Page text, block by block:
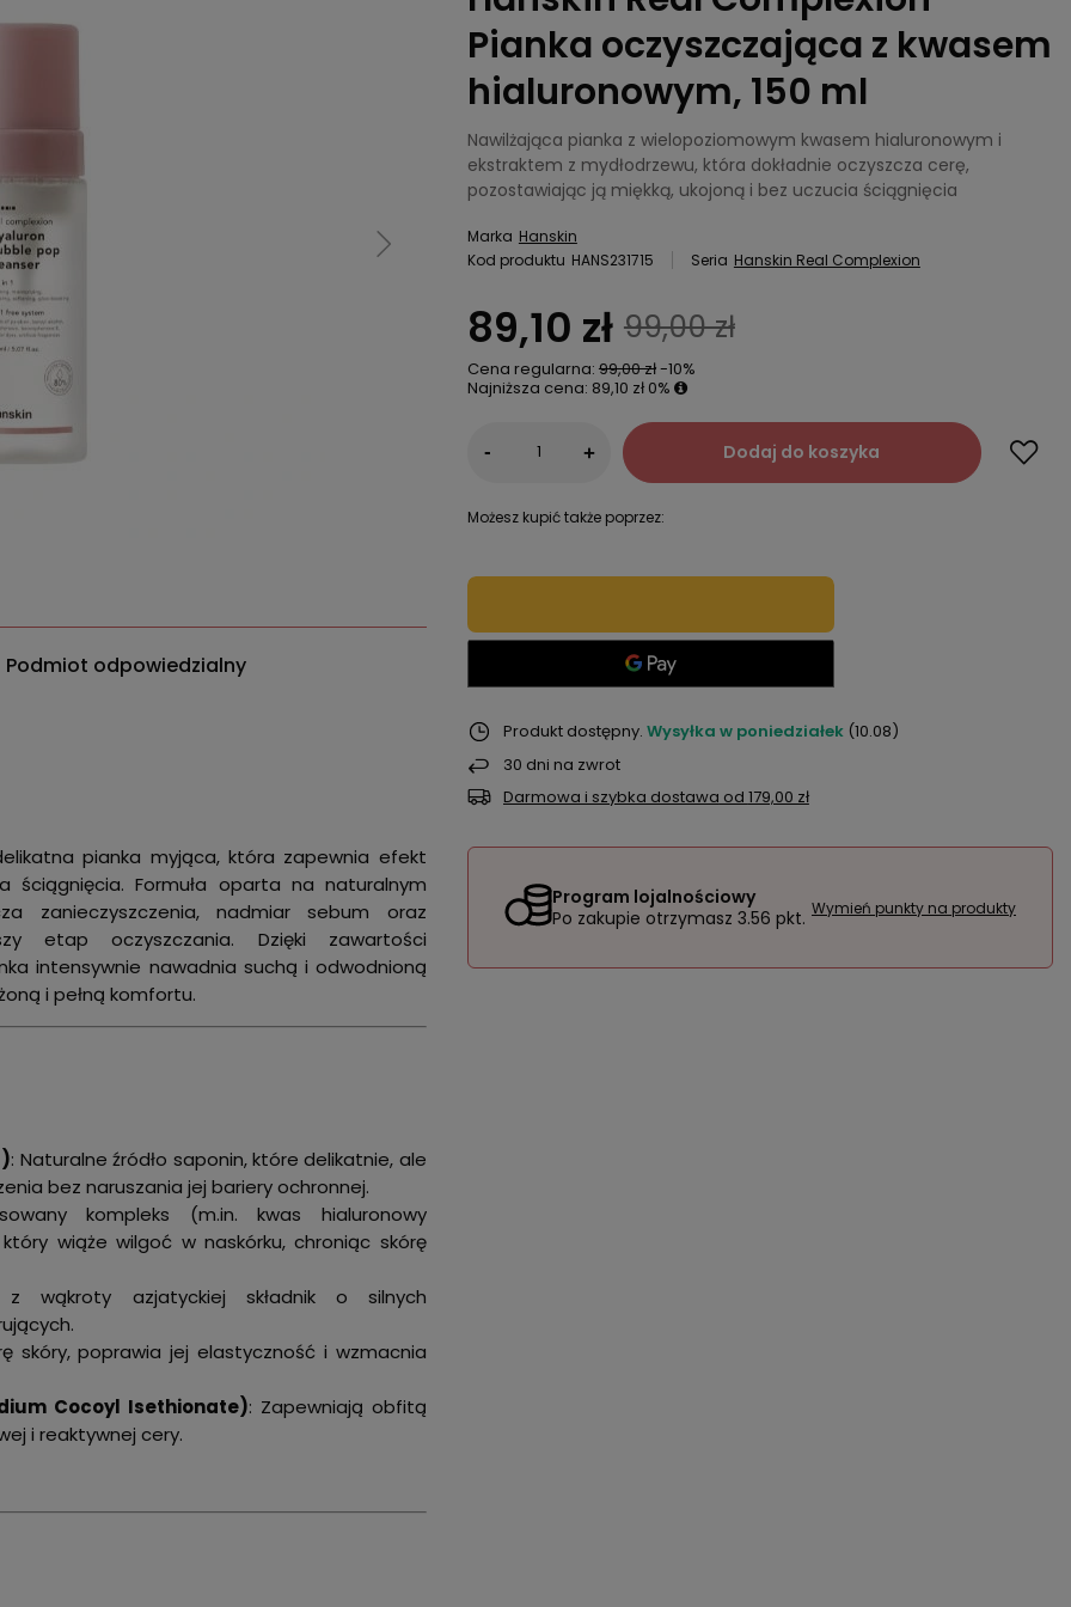
Podmiot odpowiedzialny
pianka myjąca, która zapewnia efekt
ściągnięcia. Formuła oparta na naturalnym
zanieczyszczenia, nadmiar sebum oraz
etap oczyszczania. Dzięki zawartości
intensywnie nawadnia suchą i odwodnioną
i pełną komfortu.
: Naturalne źródło saponin, które delikatnie, ale
bez naruszania jej bariery ochronnej.
kompleks (m.in. kwas hialuronowy
wiąże wilgoć w naskórku, chroniąc skórę
z wąkroty azjatyckiej składnik o silnych
skóry, poprawia jej elastyczność i wzmacnia
Cocoyl Isethionate): Zapewniają obfitą
i reaktywnej cery.
Pianka oczyszczająca z kwasem
hialuronowym, 150 ml
Nawilżająca pianka z wielopoziomowym kwasem hialuronowym i
ekstraktem z mydłodrzewu, która dokładnie oczyszcza cerę,
pozostawiając ją miękką, ukojoną i bez uczucia ściągnięcia
Marka Hanskin
Kod produktu HANS231715 Seria Hanskin Real Complexion
89,10 zł 99,00 zł
Cena regularna: 99,00 zł-10%
Najniższa cena: 89,10 zł 0%
- + Dodaj do koszyka
Możesz kupić także poprzez:
Produkt dostępny Wysyłka w poniedziałek (10.08)
30 dni na zwrot
Darmowa i szybka dostawa od 179,00 zł
Program lojalnościowy
Po zakupie otrzymasz 3.56 pkt. Wymień punkty na produkty